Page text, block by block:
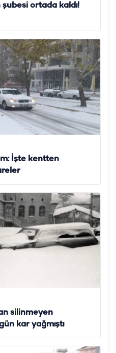
şubesi ortada kaldı!
İşte kentten
silinmeyen
kar yağmıştı